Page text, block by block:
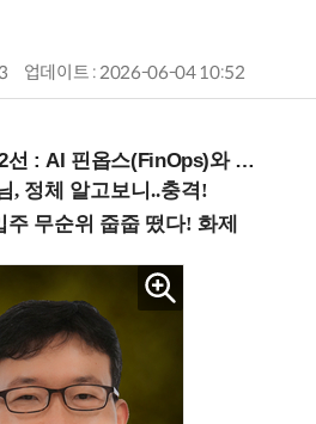
업데이트 : 2026-06-04 10:52
(FinOps)와 토큰 거버넌스 (8/21 잠실역)